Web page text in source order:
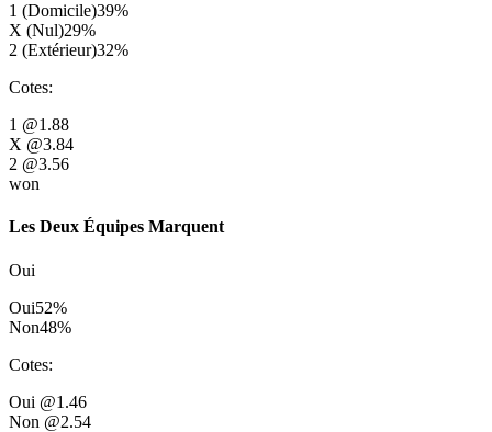
1 (Domicile)39%
X (Nul)29%
2 (Extérieur)32%
Cotes:
1 @1.88
X @3.84
2 @3.56
won
Les Deux Équipes Marquent
Oui
Oui52%
Non48%
Cotes:
Oui @1.46
Non @2.54